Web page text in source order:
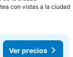
con vistas a la ciudad
Ver precios